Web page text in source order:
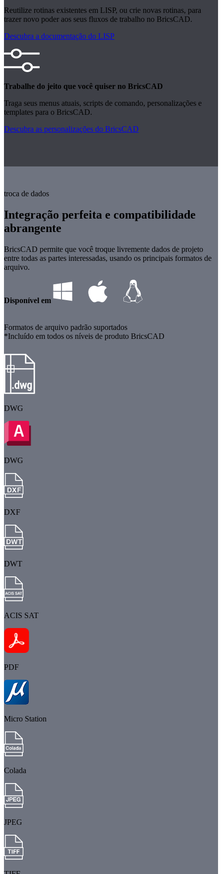
Reutilize rotinas existentes em LISP, ou crie novas rotinas, para
trazer novo poder aos seus fluxos de trabalho no BricsCAD.
Descubra a documentação do LISP
Trabalhe do jeito que você quiser no BricsCAD
Traga seus menus atuais, scripts de comando, personalizações e
templates para o BricsCAD.
Descubra as personalizações do BricsCAD
troca de dados
Integração perfeita e compatibilidade
abrangente
BricsCAD permite que você troque livremente dados de projeto
entre todas as partes interessadas, usando os principais formatos de
arquivo.
Disponível em
Formatos de arquivo padrão suportados
*Incluído em todos os níveis de produto BricsCAD
DWG
DWG
DXF
DWT
ACIS SAT
PDF
Micro Station
Colada
JPEG